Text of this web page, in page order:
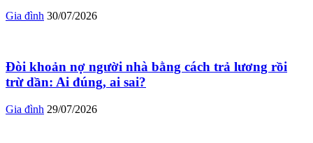
Gia đình 30/07/2026
Đòi khoản nợ người nhà bằng cách trả lương rồi
trừ dần: Ai đúng, ai sai?
Gia đình 29/07/2026